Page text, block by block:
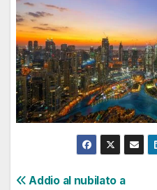
Addio al nubilato a